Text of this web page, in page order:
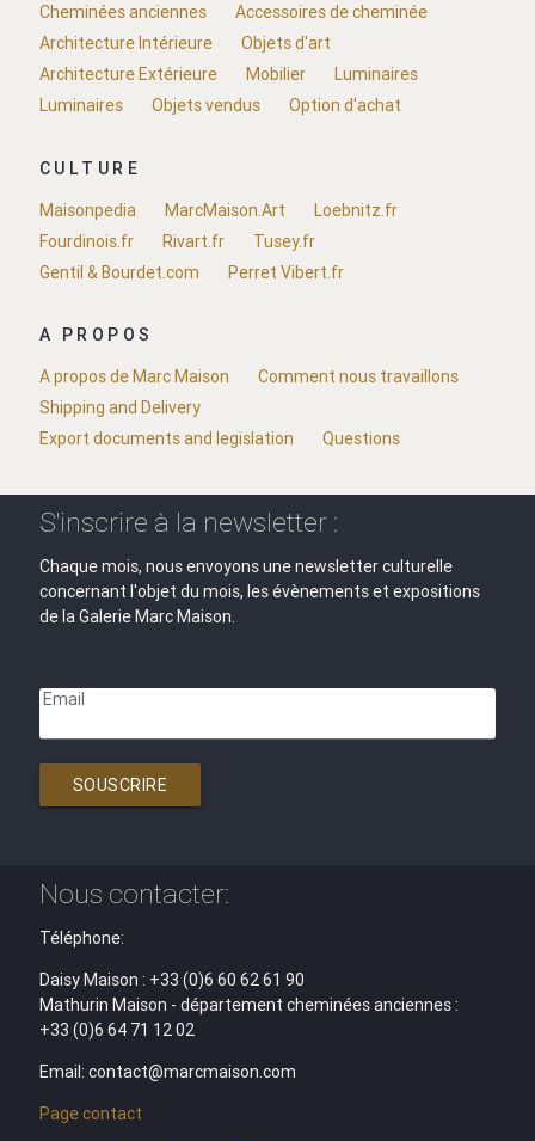
Cheminées anciennes
Accessoires de cheminée
Architecture Intérieure
Objets d'art
Architecture Extérieure
Mobilier
Luminaires
Luminaires
Objets vendus Option d'achat
CULTURE
Maisonpedia
MarcMaison.Art
Loebnitz.fr
Fourdinois.fr
Rivart.fr
Tusey.fr
Gentil & Bourdet.com
Perret Vibert.fr
A PROPOS
A propos de Marc Maison
Comment nous travaillons
Shipping and Delivery
Export documents and legislation
Questions
S'inscrire à la newsletter :
Chaque mois, nous envoyons une newsletter culturelle
concernant l'objet du mois, les évènements et expositions
de la Galerie Marc Maison.
Email
SOUSCRIRE
Nous contacter:
Téléphone:
Daisy Maison : +33 (0)6 60 62 61 90
Mathurin Maison - département cheminées anciennes :
+33 (0)6 64 71 12 02
Email: contact@marcmaison.com
Page contact